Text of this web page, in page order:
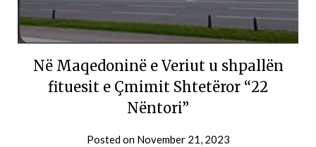
Në Maqedoninë e Veriut u shpallën
fituesit e Çmimit Shtetëror “22
Nëntori”
Posted on November 21, 2023